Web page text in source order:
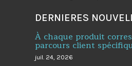
DERNIERES
À chaque produit
parcours client
juil. 24, 2026